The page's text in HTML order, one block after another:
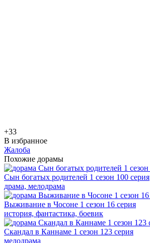
+33
В избранное
Жалоба
Похожие дорамы
Сын богатых родителей 1 сезон 100 серия
драма, мелодрама
Выживание в Чосоне 1 сезон 16 серия
история, фантастика, боевик
Скандал в Каннаме 1 сезон 123 серия
мелодрама